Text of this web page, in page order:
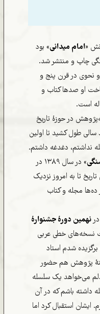
«امام میدانی» بود
فرهنگی چاپ و منتشر شد.
و نحوی در قرن پنج و
او صدها کتاب و
است.
جدی به‌پژوهش در حوزۀ تاریخ
طول کشید تا اولین
نداشتم، دغدغه داشتم.
» در سال ۱۳۸۹ در
تا به امروز نزدیک
مجله و کتاب
نهمین دورۀ جشنوارۀ
نسخه‌های خطی عربی
شدم استاد
پژوهش هم حضور
می‌خواهد یک سلسله
داشته باشم که در آن
ایشان استقبال کرد اما